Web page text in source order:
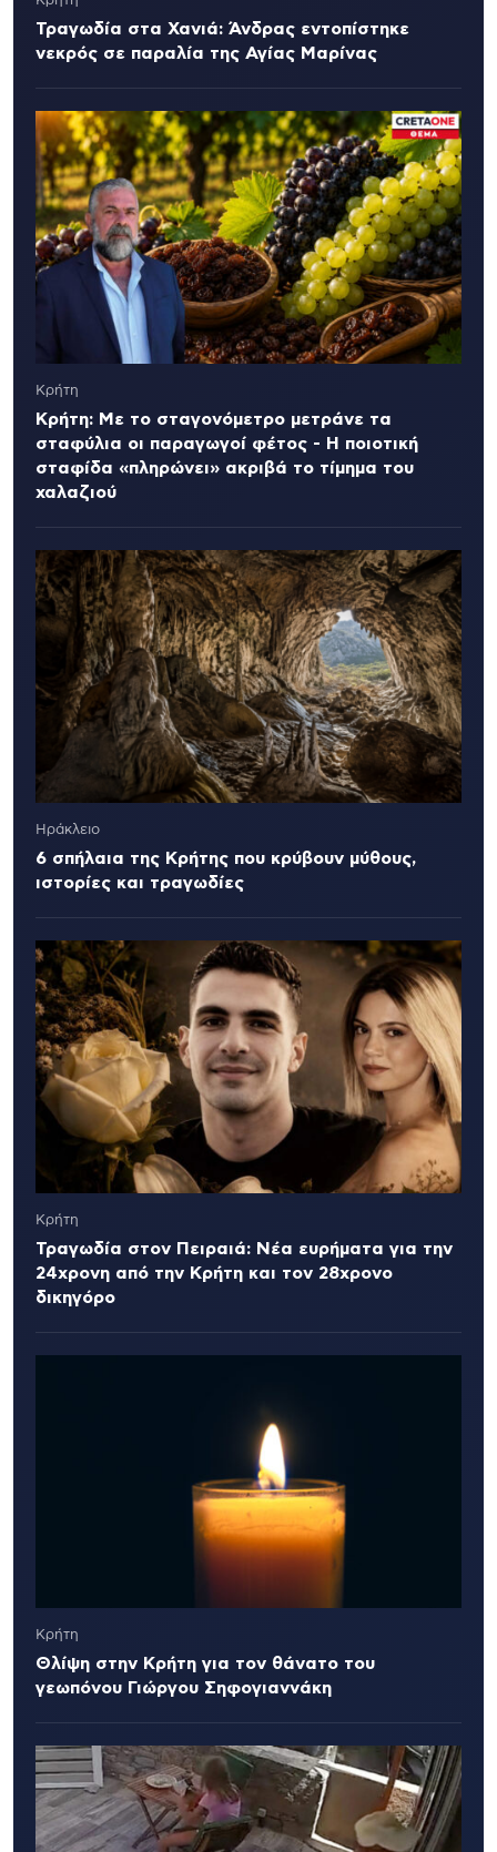
Τραγωδία στα Χανιά: Άνδρας εντοπίστηκε
νεκρός σε παραλία της Αγίας Μαρίνας
Κρήτη
Κρήτη: Με το σταγονόμετρο μετράνε τα
σταφύλια οι παραγωγοί φέτος - Η ποιοτική
σταφίδα «πληρώνει» ακριβά το τίμημα του
χαλαζιού
Ηράκλειο
6 σπήλαια της Κρήτης που κρύβουν μύθους,
ιστορίες και τραγωδίες
Κρήτη
Τραγωδία στον Πειραιά: Νέα ευρήματα για την
24χρονη από την Κρήτη και τον 28χρονο
δικηγόρο
Κρήτη
Θλίψη στην Κρήτη για τον θάνατο του
γεωπόνου Γιώργου Σηφογιαννάκη